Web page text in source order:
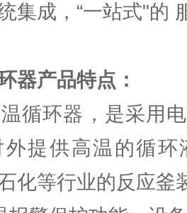
集成，“一站式"的
器产品特点：
循环器，是采用
提供高温的循环
化等行业的反应釜